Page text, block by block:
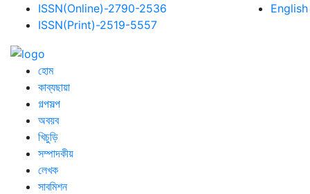
ISSN(Online)-2790-2536
ISSN(Print)-2519-5557
English
হোম
কাব্যছায়া
গল্পসল্প
অবয়ব
খিচুড়ি
সম্পাদকীয়
লেখক
সাবমিশন